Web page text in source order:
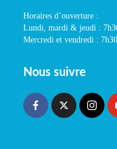
Horaires d’ouverture :
Lundi, mardi & jeudi :
Mercredi et vendredi :
Nous suivre